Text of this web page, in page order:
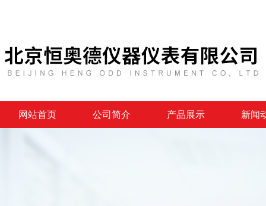
网站首页 公司简介 产品展示 新闻